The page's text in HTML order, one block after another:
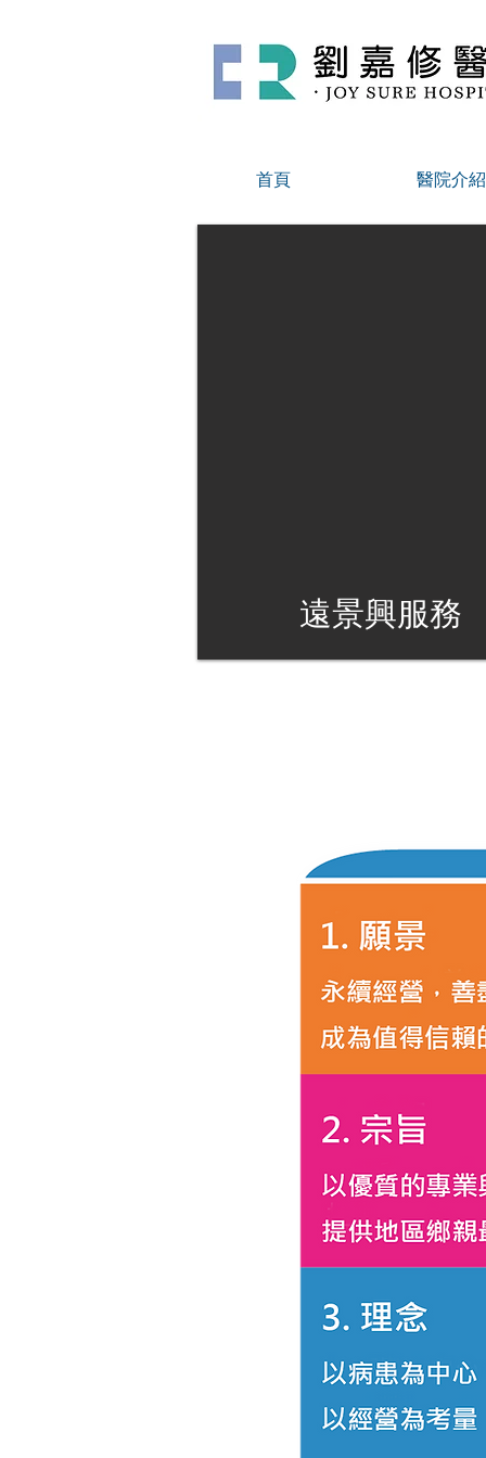
首頁 醫院介紹
遠景興服務